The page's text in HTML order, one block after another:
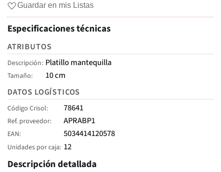
Guardar en mis Listas
Especificaciones técnicas
ATRIBUTOS
Descripción Platillo mantequilla
Tamaño
10 cm
DATOS LOGÍSTICOS
Código Crisol 78641
Ref. proveedor APRABP1
EAN 5034414120578
Unidades por caja 12
Descripción detallada